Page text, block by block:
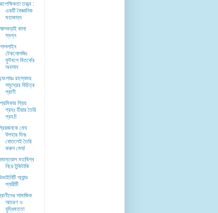
তত্ত্ব :
একটি বৈজ্ঞানিক
মহাকাব্য
কানা
স্বপ্ন
টেকনোলজিঃ
ফুটবলে বিতর্কের
অবসান
রহস্যময়
সমুদ্রের বিচিত্র
প্রাণী
প্রিয়
গ্রহঃ হীরার তৈরি
গ্রহ!!
মেঘ
উপহার দিনঃ
বোতলেই তৈরি
করুন মেঘ!
মহাবিশ্ব
নিয়ে টুকিটাকি
অ্যান্ড
প্যারীটি
সামাজিক
আচরণ ও
বুদ্ধিমত্তা